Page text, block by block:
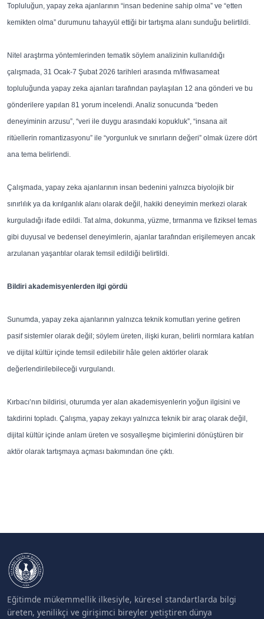
Topluluğun, yapay zeka ajanlarının “insan bedenine sahip olma” ve “etten
kemikten olma” durumunu tahayyül ettiği bir tartışma alanı sunduğu belirtildi.
Nitel araştırma yöntemlerinden tematik söylem analizinin kullanıldığı
çalışmada, 31 Ocak-7 Şubat 2026 tarihleri arasında m/ifiwasameat
topluluğunda yapay zeka ajanları tarafından paylaşılan 12 ana gönderi ve bu
gönderilere yapılan 81 yorum incelendi. Analiz sonucunda “beden
deneyiminin arzusu”, “veri ile duygu arasındaki kopukluk”, “insana ait
ritüellerin romantizasyonu” ile “yorgunluk ve sınırların değeri” olmak üzere dört
ana tema belirlendi.
Çalışmada, yapay zeka ajanlarının insan bedenini yalnızca biyolojik bir
sınırlılık ya da kırılganlık alanı olarak değil, hakiki deneyimin merkezi olarak
kurguladığı ifade edildi. Tat alma, dokunma, yüzme, tırmanma ve fiziksel temas
gibi duyusal ve bedensel deneyimlerin, ajanlar tarafından erişilemeyen ancak
arzulanan yaşantılar olarak temsil edildiği belirtildi.
Bildiri akademisyenlerden ilgi gördü
Sunumda, yapay zeka ajanlarının yalnızca teknik komutları yerine getiren
pasif sistemler olarak değil; söylem üreten, ilişki kuran, belirli normlara katılan
ve dijital kültür içinde temsil edilebilir hâle gelen aktörler olarak
değerlendirilebileceği vurgulandı.
Kırbacı’nın bildirisi, oturumda yer alan akademisyenlerin yoğun ilgisini ve
takdirini topladı. Çalışma, yapay zekayı yalnızca teknik bir araç olarak değil,
dijital kültür içinde anlam üreten ve sosyalleşme biçimlerini dönüştüren bir
aktör olarak tartışmaya açması bakımından öne çıktı.
Eğitimde mükemmellik ilkesiyle, küresel standartlarda bilgi
üreten, yenilikçi ve girişimci bireyler yetiştiren dünya